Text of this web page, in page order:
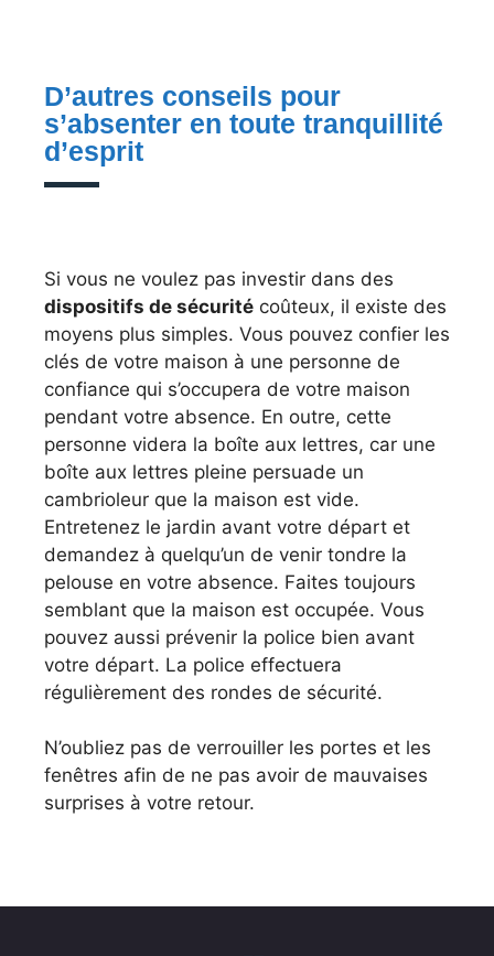
D’autres conseils pour
s’absenter en toute tranquillité
d’esprit
Si vous ne voulez pas investir dans des
dispositifs de sécurité coûteux, il existe des
moyens plus simples. Vous pouvez confier les
clés de votre maison à une personne de
confiance qui s’occupera de votre maison
pendant votre absence. En outre, cette
personne videra la boîte aux lettres, car une
boîte aux lettres pleine persuade un
cambrioleur que la maison est vide.
Entretenez le jardin avant votre départ et
demandez à quelqu’un de venir tondre la
pelouse en votre absence. Faites toujours
semblant que la maison est occupée. Vous
pouvez aussi prévenir la police bien avant
votre départ. La police effectuera
régulièrement des rondes de sécurité.
N’oubliez pas de verrouiller les portes et les
fenêtres afin de ne pas avoir de mauvaises
surprises à votre retour.